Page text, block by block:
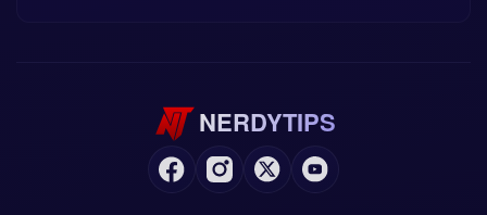
NERDYTIPS